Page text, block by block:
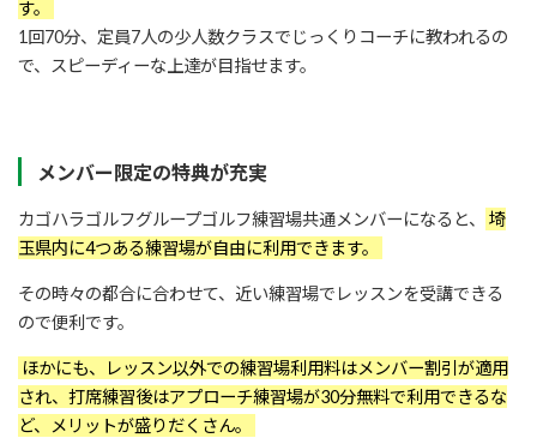
す。
1回70分、定員7人の少人数クラスでじっくりコーチに教われるの
で、スピーディーな上達が目指せます。
メンバー限定の特典が充実
カゴハラゴルフグループゴルフ練習場共通メンバーになると、
埼
玉県内に4つある練習場が自由に利用できます。
その時々の都合に合わせて、近い練習場でレッスンを受講できる
ので便利です。
ほかにも、レッスン以外での練習場利用料はメンバー割引が適用
され、打席練習後はアプローチ練習場が30分無料で利用できるな
ど、メリットが盛りだくさん。